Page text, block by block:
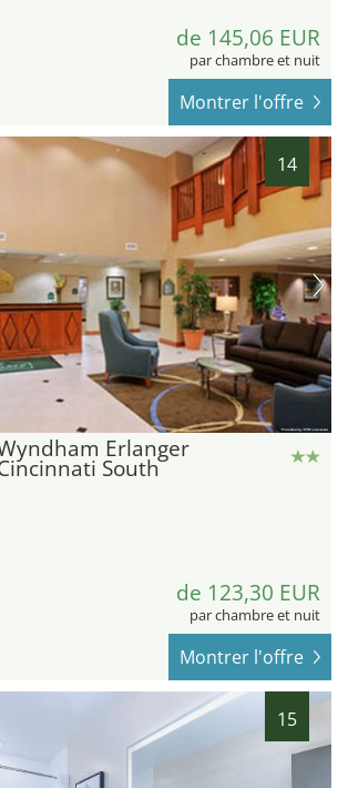
de 145,06 EUR
par chambre et nuit
Montrer l'offre
14
Erlanger
South
de 123,30 EUR
par chambre et nuit
Montrer l'offre
15